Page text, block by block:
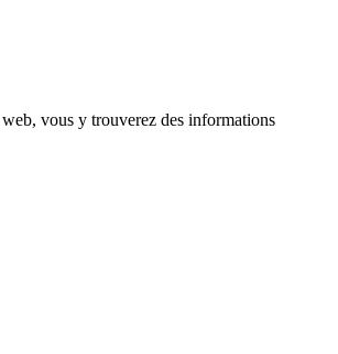
vous y trouverez des informations